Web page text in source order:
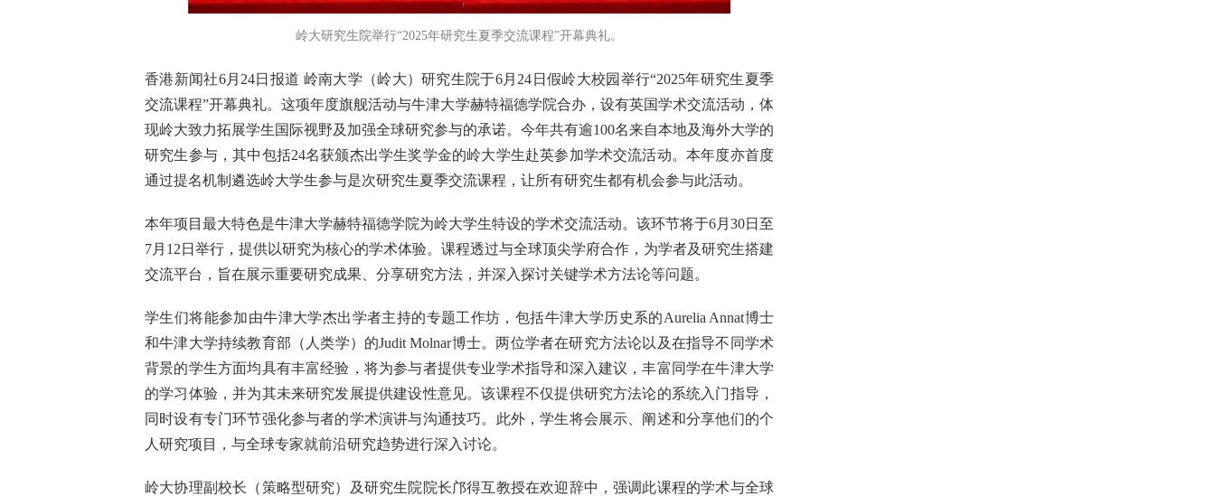
岭大研究生院举行“2025年研究生夏季交流课程”开幕典礼。
香港新闻社6月24日报道 岭南大学（岭大）研究生院于6月24日假岭大校园举行“2025年研究生夏季
交流课程”开幕典礼。这项年度旗舰活动与牛津大学赫特福德学院合办，设有英国学术交流活动，体
现岭大致力拓展学生国际视野及加强全球研究参与的承诺。今年共有逾100名来自本地及海外大学的
研究生参与，其中包括24名获颁杰出学生奖学金的岭大学生赴英参加学术交流活动。本年度亦首度
通过提名机制遴选岭大学生参与是次研究生夏季交流课程，让所有研究生都有机会参与此活动。
本年项目最大特色是牛津大学赫特福德学院为岭大学生特设的学术交流活动。该环节将于6月30日至
7月12日举行，提供以研究为核心的学术体验。课程透过与全球顶尖学府合作，为学者及研究生搭建
交流平台，旨在展示重要研究成果、分享研究方法，并深入探讨关键学术方法论等问题。
学生们将能参加由牛津大学杰出学者主持的专题工作坊，包括牛津大学历史系的Aurelia Annat博士
和牛津大学持续教育部（人类学）的Judit Molnar博士。两位学者在研究方法论以及在指导不同学术
背景的学生方面均具有丰富经验，将为参与者提供专业学术指导和深入建议，丰富同学在牛津大学
的学习体验，并为其未来研究发展提供建设性意见。该课程不仅提供研究方法论的系统入门指导，
同时设有专门环节强化参与者的学术演讲与沟通技巧。此外，学生将会展示、阐述和分享他们的个
人研究项目，与全球专家就前沿研究趋势进行深入讨论。
岭大协理副校长（策略型研究）及研究生院院长邝得互教授在欢迎辞中，强调此课程的学术与全球